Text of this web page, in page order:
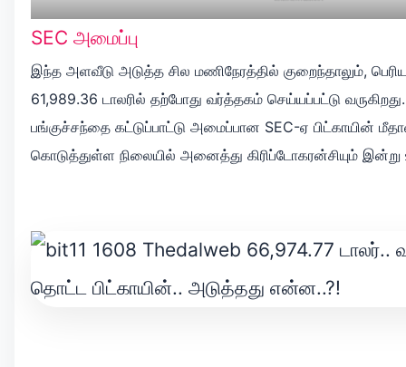
SEC அமைப்பு
இந்த அளவீடு அடுத்த சில மணிநேரத்தில் குறைந்தாலும்,
61,989.36 டாலரில் தற்போது வர்த்தகம் செய்யப்பட்டு
பங்குச்சந்தை கட்டுப்பாட்டு அமைப்பான SEC-ஏ பிட்காயின்
கொடுத்துள்ள நிலையில் அனைத்து கிரிப்டோகரன்சியும் இன்று